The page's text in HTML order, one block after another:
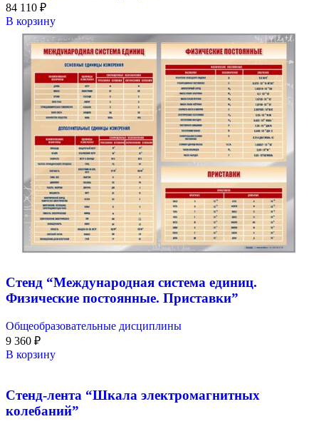
84 110 ₽
В корзину
Стенд “Международная система единиц.
Физические постоянные. Приставки”
Общеобразовательные дисциплины
9 360 ₽
В корзину
Стенд-лента “Шкала электромагнитных
колебаний”